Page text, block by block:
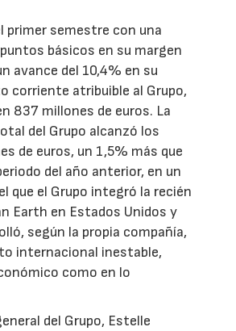
primer semestre con una
básicos en su margen
avance del 10,4% en su
corriente atribuible al Grupo,
837 millones de euros. La
del Grupo alcanzó los
de euros, un 1,5% más que
del año anterior, en un
que el Grupo integró la recién
Earth en Estados Unidos y
según la propia compañía,
internacional inestable,
como en lo
del Grupo, Estelle